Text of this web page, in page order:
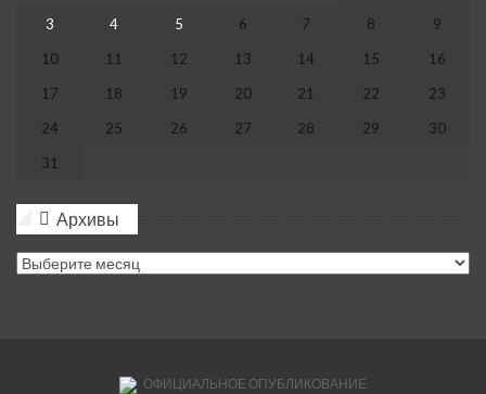
3
4 5 6 7 8
9
10
11 12 13 14 15
16
17
18 19 20 21 22
23
24
25 26 27 28 29
30
31
Архивы
Архивы
ОФИЦИАЛЬНОЕ ОПУБЛИКОВАНИЕ